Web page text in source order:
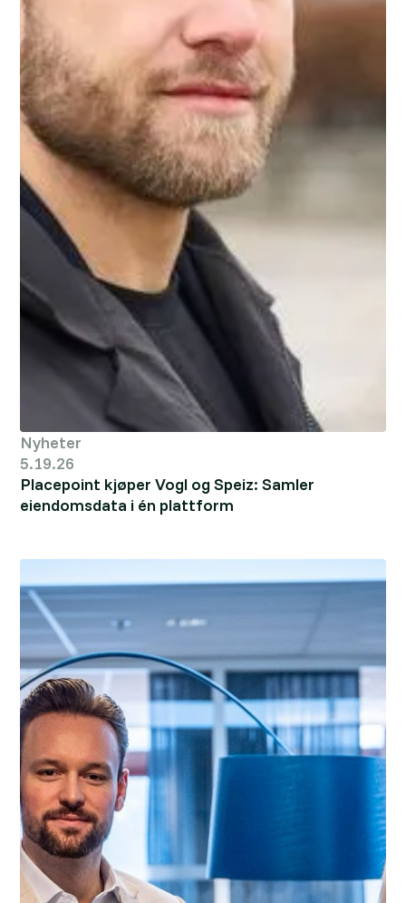
Nyheter
5.19.26
Placepoint kjøper Vogl og Speiz: Samler
eiendomsdata i én plattform